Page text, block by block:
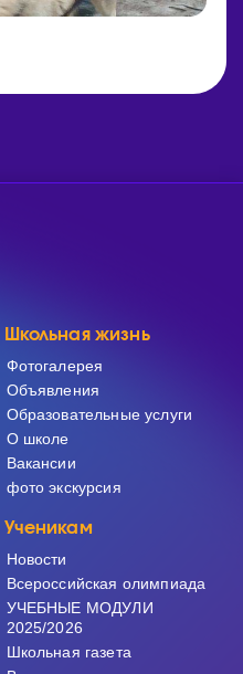
Школьная жизнь
Фотогалерея
Объявления
Образовательные услуги
О школе
Вакансии
фото экскурсия
Ученикам
Новости
Всероссийская олимпиада
УЧЕБНЫЕ МОДУЛИ
2025/2026
Школьная газета